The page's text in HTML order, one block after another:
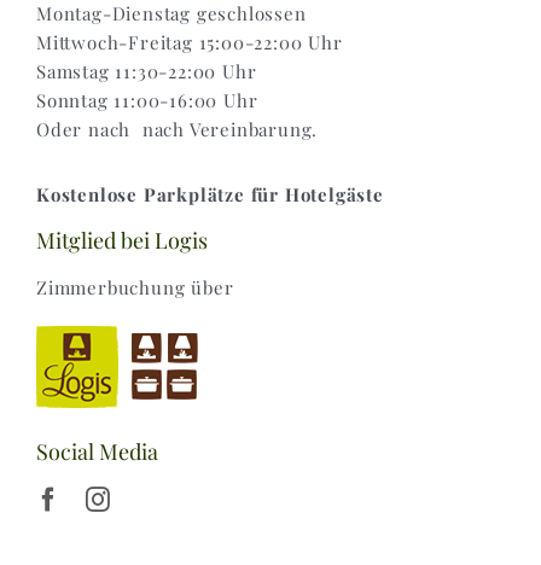
Montag-Dienstag geschlossen
Mittwoch-Freitag 15:00-22:00 Uhr
Samstag 11:30-22:00 Uhr
Sonntag 11:00-16:00 Uhr
Oder nach nach Vereinbarung.
Kostenlose Parkplätze für Hotelgäste
Mitglied bei Logis
Zimmerbuchung über
Social Media